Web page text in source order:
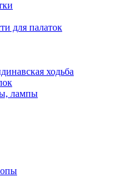
для палаток
ходьба
лампы